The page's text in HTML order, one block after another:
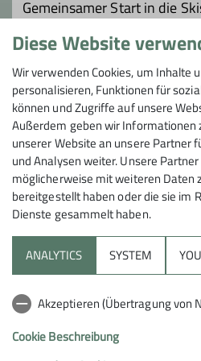
den Winter ab.
Details
Gemeinsamer Start in die
Ferienhaus Rimls, Anreise
ab Göppingen, Abschluss ca.
Pitztal; Liftkarte und
zahlen
Sektion
Hilfreiche Links
Diese Website
Wir verwenden Cookies, um Inhalte
personalisieren, Funktionen für
können und Zugriffe auf unsere
Außerdem geben wir Informationen
unserer Website an unsere Partner
und Analysen weiter. Unsere
möglicherweise mit weiteren Daten
bereitgestellt haben oder die sie im
Dienste gesammelt haben.
ANALYTICS SYSTEM
Akzeptieren (Übertragung von
Cookie Beschreibung